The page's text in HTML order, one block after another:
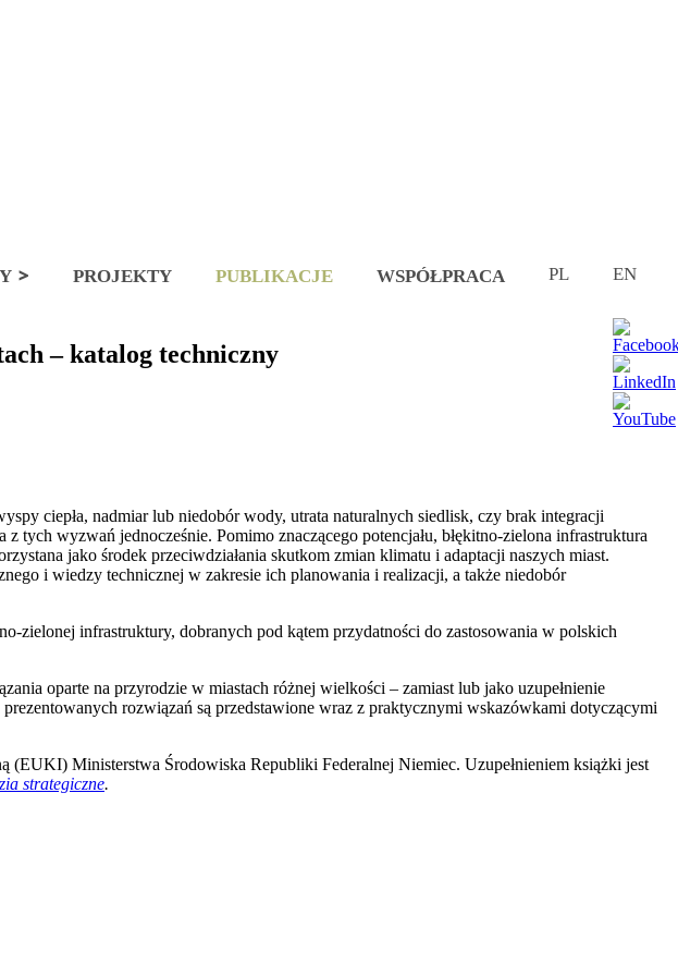
PROJEKTY PUBLIKACJE WSPÓŁPRACA PL EN
– katalog techniczny
ciepła, nadmiar lub niedobór wody, utrata naturalnych siedlisk, czy brak integracji
z tych wyzwań jednocześnie. Pomimo znaczącego potencjału, błękitno-zielona infrastruktura
jako środek przeciwdziałania skutkom zmian klimatu i adaptacji naszych miast.
i wiedzy technicznej w zakresie ich planowania i realizacji, a także niedobór
zielonej infrastruktury, dobranych pod kątem przydatności do zastosowania w polskich
oparte na przyrodzie w miastach różnej wielkości – zamiast lub jako uzupełnienie
rozwiązań są przedstawione wraz z praktycznymi wskazówkami dotyczącymi
(EUKI) Ministerstwa Środowiska Republiki Federalnej Niemiec. Uzupełnieniem książki jest
strategiczne.